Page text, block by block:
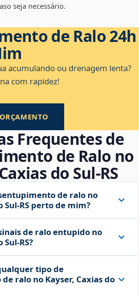
seja necessário.
de Ralo 24h
acumulando ou drenagem lenta?
com rapidez!
Frequentes de
de Ralo no
do Sul‑RS
de ralo no
Sul‑RS perto de mim?
de ralo entupido no
tipo de
ralo no Kayser, Caxias do